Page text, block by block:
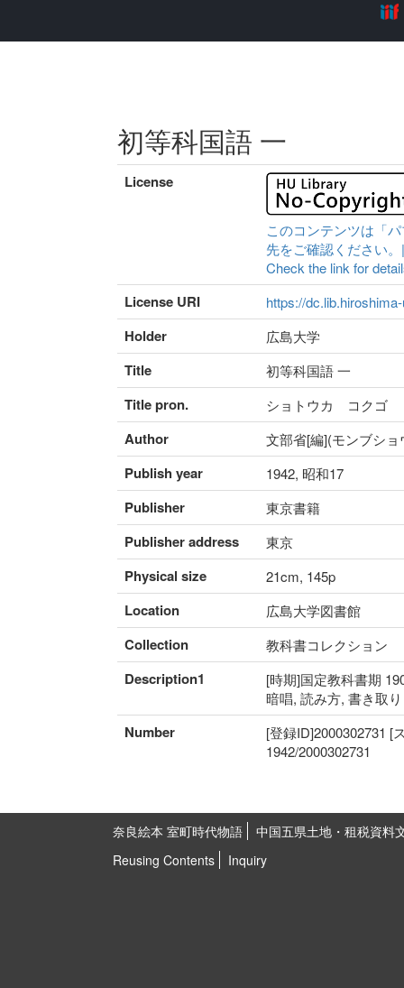
初等科国語 一
License
このコンテンツは「
先をご確認ください
Check the link for
License URI https://
Holder 広島大学
Title 初等科国語 一
Title pron. ショトウカ コクゴ
Author 文部省[編](モンブショ
Publish year 1942, 昭和17
Publisher 東京書籍
Publisher address 東京
Physical size 21cm, 145p
Location 広島大学図書館
Collection 教科書コレクション
Description1
[時期]国定教科書期
暗唱, 読み方, 書き取
Number
[登録ID]2000302731 [
1942/2000302731
奈良絵本 室町時代物語
中国五県土地・租税資料
Reusing Contents
Inquiry